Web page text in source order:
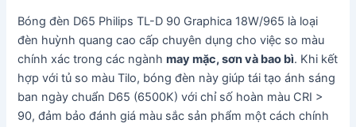
Bóng đèn D65 Philips TL-D 90 Graphica 18W/965 là loại
đèn huỳnh quang cao cấp chuyên dụng cho việc so màu
chính xác trong các ngànhmay mặc, sơn và bao bì. Khi kết
hợp với tủ so màu Tilo, bóng đèn này giúp tái tạo ánh sáng
ban ngày chuẩn D65 (6500K) với chỉ số hoàn màu CRI >
90, đảm bảo đánh giá màu sắc sản phẩm một cách chính